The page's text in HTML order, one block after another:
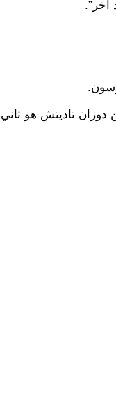
في حين أن الجناح الأيمن دوزان تاديتش هو ثاني